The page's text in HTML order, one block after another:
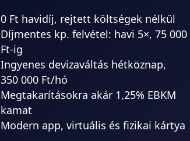
0 Ft havidíj, rejtett költségek nélkül
Díjmentes kp. felvétel: havi 5×, 75 000
Ft-ig
Ingyenes devizaváltás hétköznap,
350 000 Ft/hó
Megtakarításokra akár 1,25% EBKM
kamat
Modern app, virtuális és fizikai kártya